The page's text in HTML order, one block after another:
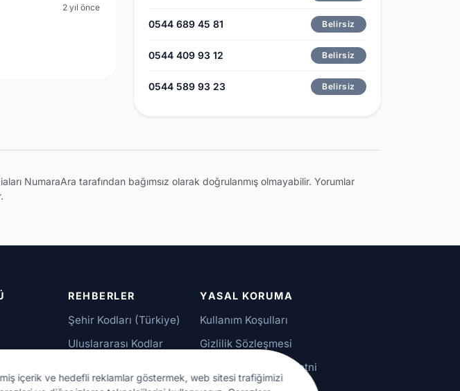
içerik ve hedefli reklamlar göstermek, web sitesi trafiğimizi
2 yıl önce
0544 689 45 81 Belirsiz
0544 409 93 12 Belirsiz
0544 589 93 23 Belirsiz
NumaraAra tarafından bağımsız olarak doğrulanmış olmayabilir. Yorumlar
REHBERLER
Şehir Kodları (Türkiye)
Uluslararası Kodlar
YASAL KORUMA
Kullanım Koşulları
Gizlilik Sözleşmesi
KVKK Aydınlatma Metni